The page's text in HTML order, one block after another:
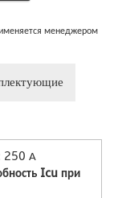
менеджером
250 А
Icu при